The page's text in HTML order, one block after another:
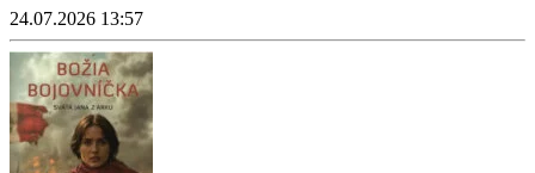
24.07.2026 13:57